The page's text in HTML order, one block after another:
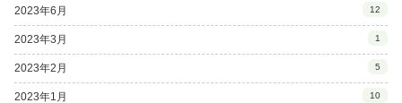
2023年6月 12
2023年3月 1
2023年2月 5
2023年1月 10